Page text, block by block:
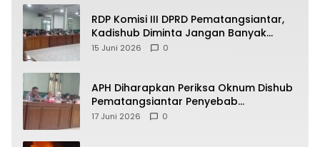
RDP Komisi III DPRD Pematangsiantar,
Kadishub Diminta Jangan Banyak
Alasan
15 Juni 2026 0
APH Diharapkan Periksa Oknum Dishub
Pematangsiantar Penyebab
Kebocoran PAD Retribusi Parkir
17 Juni 2026 0